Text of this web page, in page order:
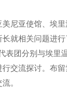
亚使馆、埃里
就相关问题进
表团分别与埃
交流探讨。布
。